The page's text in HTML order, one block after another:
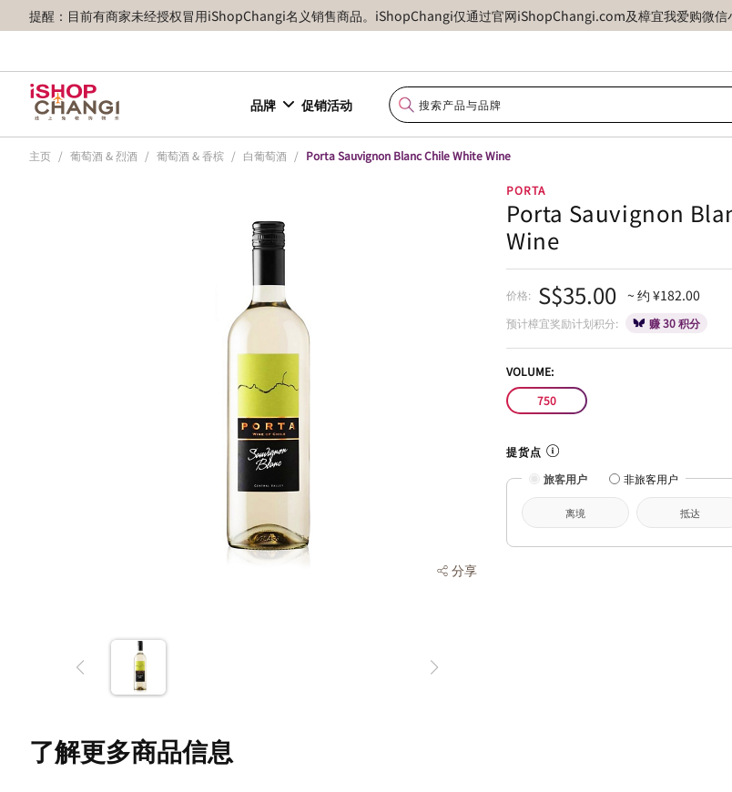
提醒：目前有商家未经授权冒用iShopChangi名义销售商品。iShopChangi仅通过官网iShopChangi.com及樟宜我爱购微信
品牌 促销活动
主页 / 葡萄酒 & 烈酒 / 葡萄酒 & 香槟 / 白葡萄酒 / Porta Sauvignon Blanc Chile White Wine
分享
PORTA
Porta Sauvignon
Wine
价格: S$35.00 ~ 约 ¥182.00
预计樟宜奖励计划积分: 赚 30 积分
VOLUME:
750
提货点
旅客用户
非旅客用户
离境 抵达
了解更多商品信息